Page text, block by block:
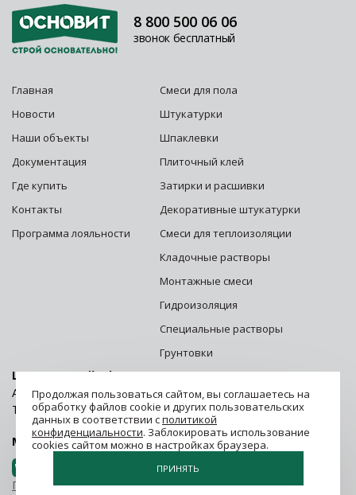
Главная
Новости
Наши объекты
Документация
Где купить
Контакты
Программа лояльности
Смеси для пола
Штукатурки
Шпаклевки
Плиточный клей
Затирки и расшивки
Декоративные штукатурки
Смеси для теплоизоляции
Кладочные растворы
Монтажные смеси
Гидроизоляция
Специальные растворы
Грунтовки
8 800 500 06 06
звонок бесплатный
Центральный офис г. Москва:
Адрес: 125252, г. Москва, ул. Зорге, д. 28 стр. 1
Телефон:8 (800) 500-06-06
Мы в социальных сетях.Присоединяйся!
Политика конфиденциальности
Продолжая пользоваться сайтом, вы соглашаетесь на
обработку файлов cookie и других пользовательских
данных в соответствии сполитикой
конфиденциальности. Заблокировать использование
cookies сайтом можно в настройках браузера.
ПРИНЯТЬ